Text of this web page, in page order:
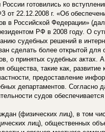
готовились ко
от 22.12.2008 г. «Об
в Российской Федерации»
РФ в 2008 году. О
судебных решений в
сделать более открытой
о принятых судебных актах.
общества, такие как,
предоставление
департаментов. Согласно
судов
(физических лиц), в том
лиц), общественных